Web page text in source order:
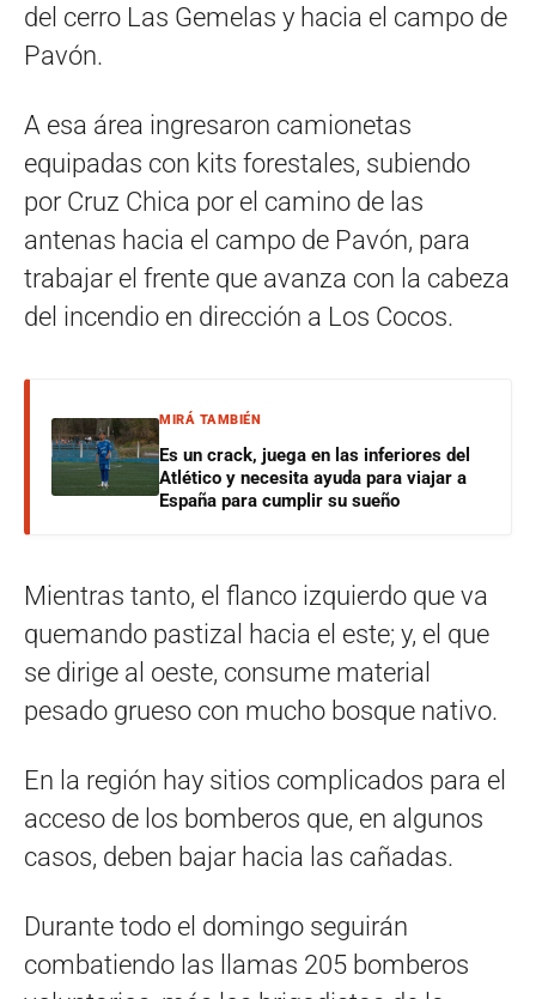
del cerro Las Gemelas y hacia el campo de
Pavón.
A esa área ingresaron camionetas
equipadas con kits forestales, subiendo
por Cruz Chica por el camino de las
antenas hacia el campo de Pavón, para
trabajar el frente que avanza con la cabeza
del incendio en dirección a Los Cocos.
MIRÁ TAMBIÉN
Es un crack, juega en las inferiores del
Atlético y necesita ayuda para viajar a
España para cumplir su sueño
Mientras tanto, el flanco izquierdo que va
quemando pastizal hacia el este; y, el que
se dirige al oeste, consume material
pesado grueso con mucho bosque nativo.
En la región hay sitios complicados para el
acceso de los bomberos que, en algunos
casos, deben bajar hacia las cañadas.
Durante todo el domingo seguirán
combatiendo las llamas 205 bomberos